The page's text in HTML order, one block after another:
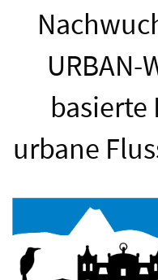
URBAN-
basierte
urbane